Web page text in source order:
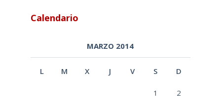
Calendario
MARZO 2014
L M X J V S D
1 2